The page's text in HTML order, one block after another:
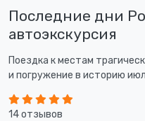
Последние дни
автоэкскурсия
Поездка к местам
и погружение в историю
14 отзывов